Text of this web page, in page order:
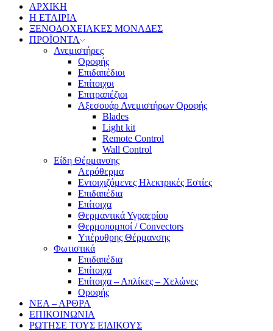
ΑΡΧΙΚΗ
Η ΕΤΑΙΡΙΑ
ΞΕΝΟΔΟΧΕΙΑΚΕΣ ΜΟΝΑΔΕΣ
ΠΡΟΪΟΝΤΑ
Ανεμιστήρες
Οροφής
Επιδαπέδιοι
Επίτοιχοι
Επιτραπέζιοι
Αξεσουάρ Ανεμιστήρων Οροφής
Blades
Light kit
Remote Control
Wall Control
Είδη Θέρμανσης
Αερόθερμα
Εντοιχιζόμενες Ηλεκτρικές Εστίες
Επιδαπέδια
Επίτοιχα
Θερμαντικά Υγραερίου
Θερμοπομποί / Convectors
Υπέρυθρης Θέρμανσης
Φωτιστικά
Επιδαπέδια
Επίτοιχα
Επίτοιχα – Απλίκες – Χελώνες
Οροφής
ΝΕΑ – ΑΡΘΡΑ
ΕΠΙΚΟΙΝΩΝΙΑ
ΡΩΤΗΣΕ ΤΟΥΣ ΕΙΔΙΚΟΥΣ